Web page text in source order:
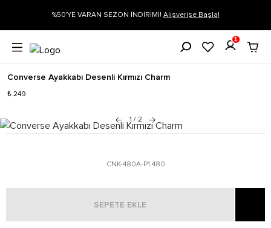
SEZON İNDİRİMİ!Alışverişe Başla! Siparişin 1-3 iş günü
1
Converse Ayakkabı Desenli Kırmızı Charm
₺ 249
1 / 2
CNK-480A-P1.480
SEPETE EKLE